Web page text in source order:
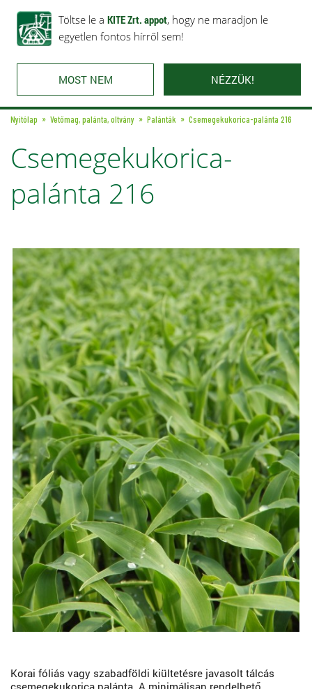
Töltse le a KITE Zrt. appot, hogy ne maradjon le
egyetlen fontos hírről sem!
MOST NEM NÉZZÜK!
Rólunk Ajánlataink Karrier Kapcsolat
Nyitólap Vetőmag, palánta, oltvány Palánták Csemegekukorica-palánta 216
Csemegekukorica-
palánta 216
Korai fóliás vagy szabadföldi kiültetésre javasolt tálcás
csemegekukorica palánta. A minimálisan rendelhető